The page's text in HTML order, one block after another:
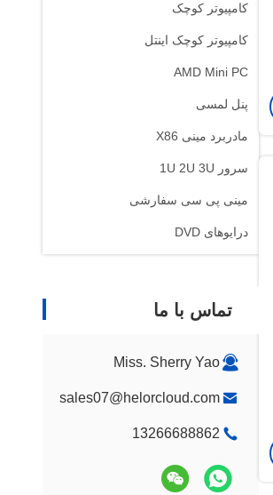
کامپیوتر کوچک
کامپیوتر کوچک اینتل
AMD Mini PC
پنل لمسی
مادربرد مینی X86
سرور 1U 2U 3U
مینی پی سی سفارشی
درایوهای DVD
تماس با ما
Miss. Sherry Yao
sales07@helorcloud.com
13266688862